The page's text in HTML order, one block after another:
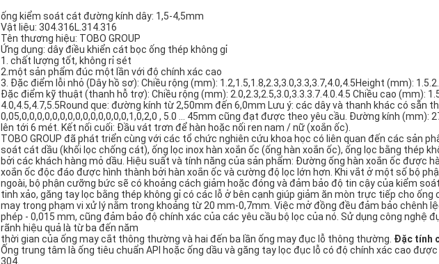
ống kiểm soát cát đường kính dây: 1,5-4,5mm
Vật liệu: 304.316L.314.316
Tên thương hiệu: TOBO GROUP
Ứng dụng: dây điều khiển cát bọc ống thép không gỉ
1. chất lượng tốt, không rỉ sét
2.một sản phẩm đúc một lần với độ chính xác cao
3. Đặc điểm lỗi nhỏ (Dây hồ sơ): Chiều rộng (mm): 1.2,1.5,1.8,2.3,3.0,3.3,3.7,4.0,4.5Height (mm):
Đặc điểm kỹ thuật (thanh hỗ trợ): Chiều rộng (mm): 2.0,2.3,2.5,3.0,3.3.3.7.4.0.4.5 Chiều cao (mm):
4.0,4.5,4.7,5.5Round que: đường kính từ 2,50mm đến 6,0mm Lưu ý: các dây và thanh khác có sẵn
0,05,0,0,0,0,0,0,0,0,0,0,0,0,0,0,1,0,2,0 , 5.0 ... 45mm cũng đạt được theo yêu cầu. Đường kính (mm):
lên tới 6 mét. Kết nối cuối: Đầu vát trơn để hàn hoặc nối ren nam / nữ (xoắn ốc).
TOBO GROUP đã phát triển cùng với các tổ chức nghiên cứu khoa học có liên quan đến các sản
soát cát dầu (khối lọc chống cát), ống lọc inox hàn xoắn ốc (ống hàn xoắn ốc), ống lọc bằng thép
bởi các khách hàng mỏ dầu. Hiệu suất và tính năng của sản phẩm: Đường ống hàn xoắn ốc được
xoắn ốc độc đáo được hình thành bởi hàn xoắn ốc và cường độ lọc lớn hơn. Khi vắt ở một số bộ
ngoài, bộ phận cưỡng bức sẽ có khoảng cách giảm hoặc đóng và đảm bảo độ tin cậy của kiểm
tinh xảo, găng tay lọc bằng thép không gỉ có các lỗ ở bên cạnh giúp giảm ăn mòn trực tiếp cho
may trong phạm vi xử lý nằm trong khoảng từ 20 mm-0,7mm. Việc mở đồng đều đảm bảo chênh
phép - 0,015 mm, cũng đảm bảo độ chính xác của các yêu cầu bộ lọc của nó. Sử dụng công nghệ
rãnh hiệu quả là từ ba đến năm
thời gian của ống may cắt thông thường và hai đến ba lần ống may đục lỗ thông thường. Đặc tính
Ống trung tâm là ống tiêu chuẩn API hoặc ống dầu và găng tay lọc đục lỗ có độ chính xác cao
304.